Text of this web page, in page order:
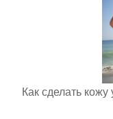
Как сделать